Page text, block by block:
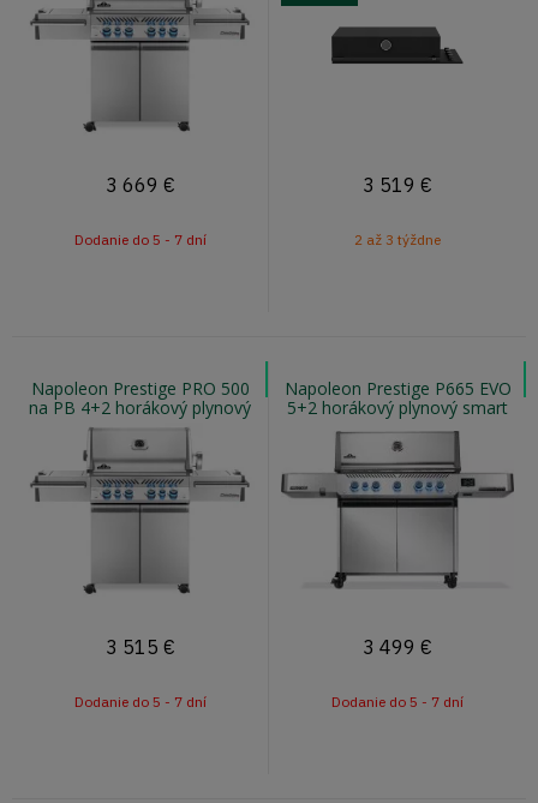
3 669 €
Dodanie do 5 - 7 dní
3 519 €
2 až 3 týždne
Napoleon Prestige PRO 500
na PB 4+2 horákový plynový
gril s infra horákom
3 515 €
Dodanie do 5 - 7 dní
Napoleon Prestige P665 EVO
5+2 horákový plynový smart
gril s infra horákom
3 499 €
Dodanie do 5 - 7 dní